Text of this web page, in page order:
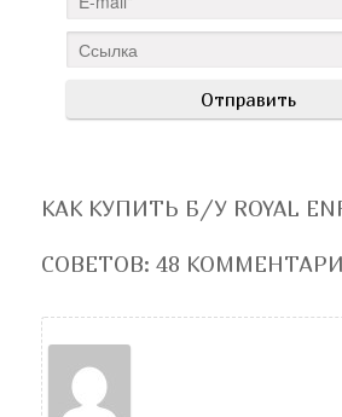
КАК КУПИТЬ Б/У ROYAL
СОВЕТОВ: 48